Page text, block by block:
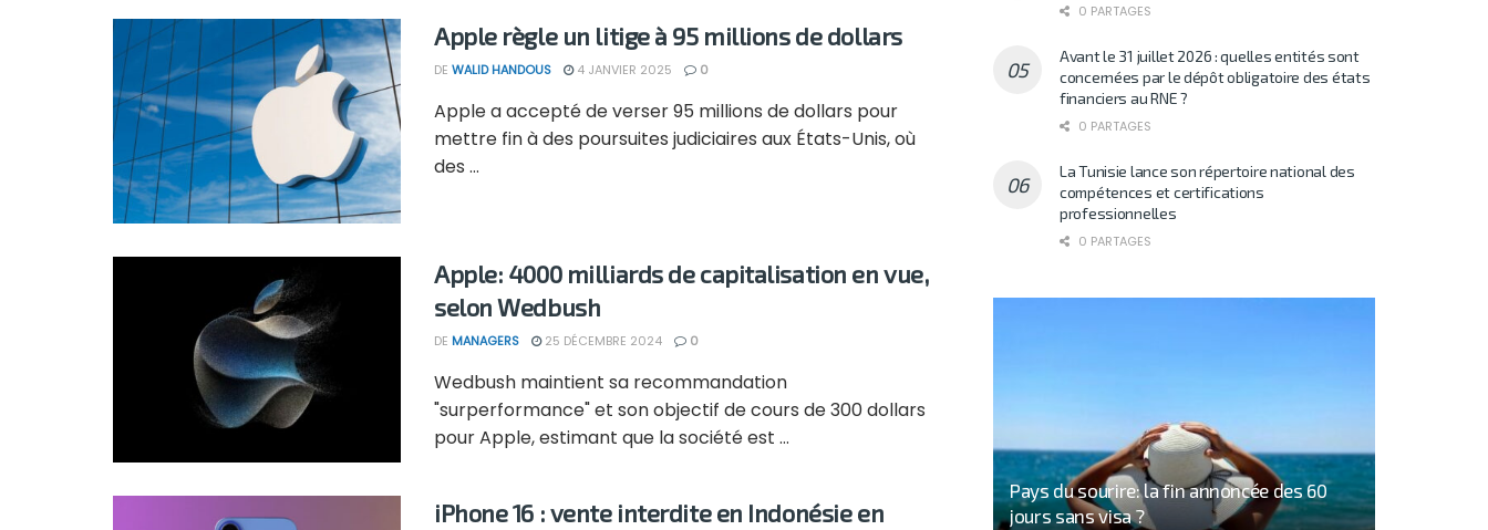
Apple règle un litige à 95 millions de dollars
DE WALID HANDOUS 4 JANVIER 2025 0
Apple a accepté de verser 95 millions de dollars pour
mettre fin à des poursuites judiciaires aux États-Unis, où
des ...
Apple: 4000 milliards de capitalisation en vue,
selon Wedbush
DE MANAGERS 25 DÉCEMBRE 2024 0
Wedbush maintient sa recommandation
"surperformance" et son objectif de cours de 300 dollars
pour Apple, estimant que la société est ...
iPhone 16 : vente interdite en Indonésie en
0 PARTAGES
Avant le 31 juillet 2026 : quelles entités sont
concernées par le dépôt obligatoire des états
financiers au RNE ?
0 PARTAGES
La Tunisie lance son répertoire national des
compétences et certifications
professionnelles
0 PARTAGES
Pays du sourire: la fin annoncée des 60
jours sans visa ?